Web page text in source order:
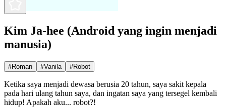
Kim Ja-hee (Android yang ingin menjadi
manusia)
#Roman #Vanila #Robot
Ketika saya menjadi dewasa berusia 20 tahun, saya sakit kepala
pada hari ulang tahun saya, dan ingatan saya yang tersegel kembali
hidup! Apakah aku... robot?!